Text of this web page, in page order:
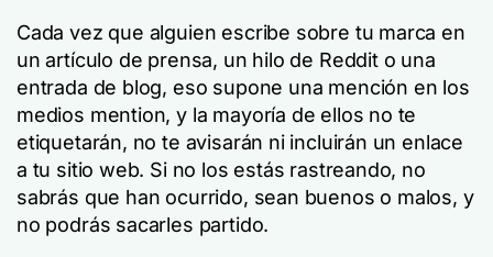
Cada vez que alguien escribe sobre tu marca en
un artículo de prensa, un hilo de Reddit o una
entrada de blog, eso supone una mención en los
medios mention, y la mayoría de ellos no te
etiquetarán, no te avisarán ni incluirán un enlace
a tu sitio web. Si no los estás rastreando, no
sabrás que han ocurrido, sean buenos o malos, y
no podrás sacarles partido.